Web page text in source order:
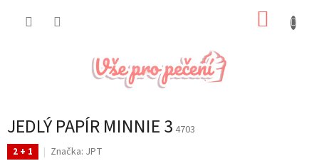
JEDLÝ PAPÍR MINNIE 3 4703
2 + 1 Značka: JPT